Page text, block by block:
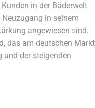
in der Bäderwelt
in seinem
angewiesen sind.
das am deutschen Markt
und der steigenden